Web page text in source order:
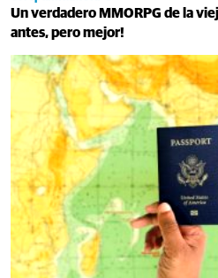
Un verdadero MMORPG de la
antes, pero mejor!